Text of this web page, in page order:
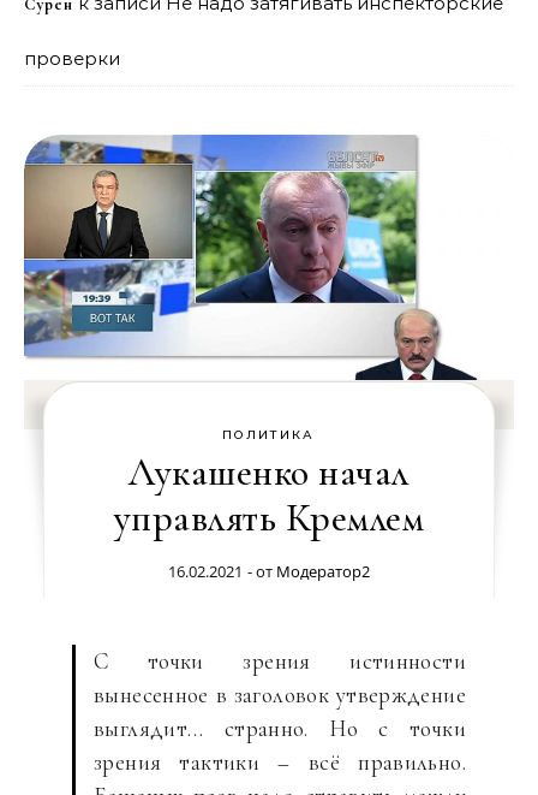
Сурен
проверки
ПОЛИТИКА
Лукашенко начал
управлять Кремлем
16.02.2021 - от Модератор2
С точки зрения истинности
вынесенное в заголовок утверждение
выглядит… странно. Но с точки
зрения тактики – всё правильно.